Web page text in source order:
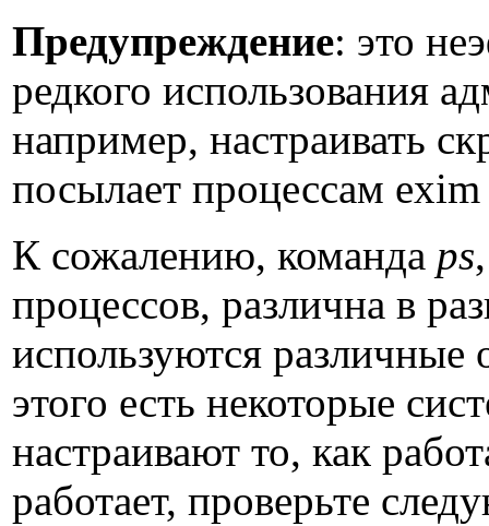
Предупреждение: это
редкого использования
например, настраивать
посылает процессам
К сожалению, команда ps
процессов, различна в
используются
этого есть некоторые
настраивают то, как
работает, проверьте